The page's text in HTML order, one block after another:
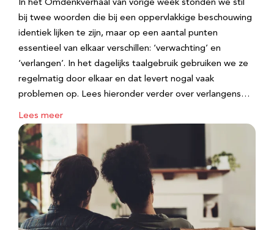
In het Omdenkverhaal van vorige week stonden we stil
bij twee woorden die bij een oppervlakkige beschouwing
identiek lijken te zijn, maar op een aantal punten
essentieel van elkaar verschillen: ‘verwachting’ en
‘verlangen’. In het dagelijks taalgebruik gebruiken we ze
regelmatig door elkaar en dat levert nogal vaak
problemen op. Lees hieronder verder over verlangens…
Lees meer